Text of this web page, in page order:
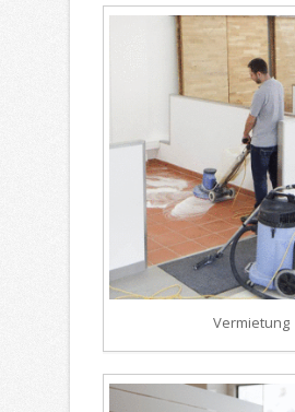
Vermietung